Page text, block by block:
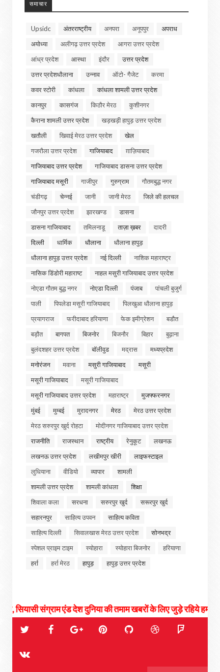
समाचार
Upsidc अंतरराष्ट्रीय अनपरा अनूपपुर
अपराध
अयोध्या
अलीगढ़ उत्तर प्रदेश
आगरा उत्तर प्रदेश
आंध्र प्रदेश
आस्था इंदौर
उत्तर प्रदेश
उत्तर प्रदेशधौलाना
उन्नाव ऑटो- गैजेट
करमा
कवर स्टोरी
कांधला
कांधला शामली उत्तर प्रदेश
कानपुर
कासगंज किठौर मेरठ
कुशीनगर
कैराना शामली उत्तर प्रदेश
खड़खड़ी हापुड़ उत्तर प्रदेश
खतौली
खिवाई मेरठ उत्तर प्रदेश
खेल
गजरौला उत्तर प्रदेश
गाजियाबाद
ग़ाज़ियाबाद
गाजियाबाद उत्तर प्रदेश
गाजियाबाद डासना उत्तर प्रदेश
गाजियाबाद मसूरी
गाजीपुर गुरुग्राम
गौतमबुद्ध नगर
चंडीगढ़
चेन्नई जानी जानी मेरठ
जिले की हलचल
जौनपुर उत्तर प्रदेश
झारखण्ड
डासना
डासना गाजियाबाद
तमिलनाडू ताज़ा ख़बर
दादरी
दिल्ली
धार्मिक धौलाना
धौलाना हापुड़
धौलाना हापुड़ उत्तर प्रदेश
नई दिल्ली
नाशिक महाराष्ट्र
नासिक डिंडोरी महाराष्ट
नाहल मसुरी गाजियाबाद उत्तर प्रदेश
नोएडा गौतम बुद्ध नगर
नोएडा दिल्ली पंजाब
पांचली बुजुर्ग
पाली
पिपलेडा मसूरी गाजियाबाद
पिलखुआ धौलाना हापुड़
प्रयागराज
फरीदाबाद हरियाणा फेक इमीग्रेशन
बडौत
बड़ौत
बागपत बिजनोर बिजनौर बिहार
बुढ़ाना
बुलंदशहर उत्तर प्रदेश
बॉलीवुड मद्रास
मध्यप्रदेश
मनोरंजन
मवाना मसुरी गाजियाबाद
मसूरी
मसूरी गाजियाबाद
मसूरी गाजियाबाद
मसूरी गाजियाबाद उत्तर प्रदेश
महाराष्ट्र
मुजफ्फरनगर
मुंबई
मुम्बई मुरादनगर मेरठ
मेरठ उत्तर प्रदेश
मेरठ सरुरपुर खुर्द रोहटा
मोदीनगर गाजियाबाद उत्तर प्रदेश
राजनीति
राजस्थान राष्ट्रीय रेनुकूट
लखनऊ
लखनऊ उत्तर प्रदेश
लखीमपुर खीरी
लाइफस्टाइल
लुधियाना
वीडियो व्यापार
शामली
शामली उत्तर प्रदेश
शामली कांधला
शिक्षा
शिवाला कला
सरधना सरुरपुर खुर्द
सरूरपुर खुर्द
सहारनपुर
साहित्य उपवन
साहित्य कविता
साहित्य दिल्ली
सिवालखास मेरठ उत्तर प्रदेश
सोनभद्र
स्पेशल प्राइम टाइम
स्योहारा स्योहारा बिजनोर
हरियाणा
हर्रा
हर्रा मेरठ हापुड़ हापुड़ उत्तर प्रदेश
एंड देश दुनिया की तमाम खबरों के लिए जुड़े रहिये हमसे...